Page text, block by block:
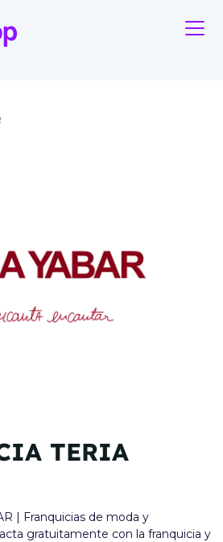
TERIA
| Franquicias de moda y
gratuitamente con la franquicia y